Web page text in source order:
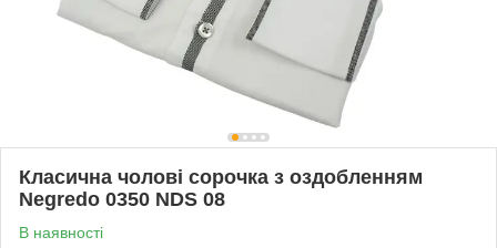
Класична чолові сорочка з оздобленням
Negredo 0350 NDS 08
В наявності